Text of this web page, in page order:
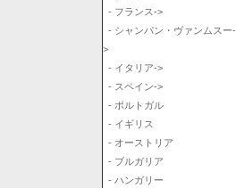
- フランス->
- シャンパン・ヴァンムスー-
>
- イタリア->
- スペイン->
- ポルトガル
- イギリス
- オーストリア
- ブルガリア
- ハンガリー